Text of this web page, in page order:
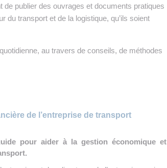
de publier des ouvrages et documents pratiques
du transport et de la logistique, qu’ils soient
au travers de conseils, de méthodes
de l’entreprise de transport
pour aider à la gestion économique et